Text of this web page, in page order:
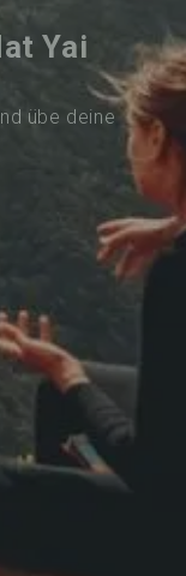
Yai
übe deine